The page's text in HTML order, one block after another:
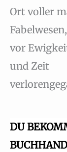
Ort voller
vor
und Zeit
DU